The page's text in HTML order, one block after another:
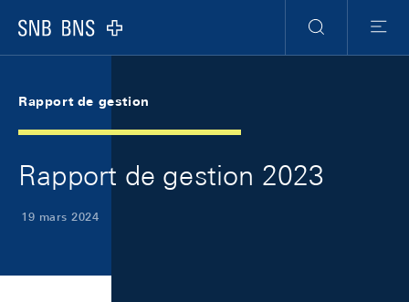
Logo
RechercheMenu
Rapport de gestion
Rapport de gestion 2023
19 mars 2024